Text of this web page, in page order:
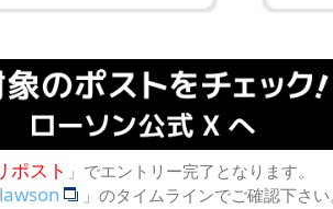
ポスト 」でエントリー完了となります。
」のタイムラインでご確認下さ